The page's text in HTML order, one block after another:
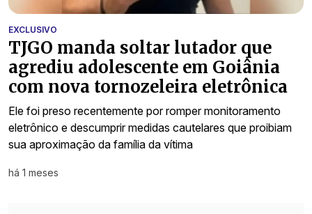
EXCLUSIVO
TJGO manda soltar lutador que
agrediu adolescente em Goiânia
com nova tornozeleira eletrônica
Ele foi preso recentemente por romper monitoramento
eletrônico e descumprir medidas cautelares que proibiam
sua aproximação da família da vítima
há 1 meses